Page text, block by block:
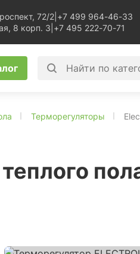
72/2 +7 499 964-46-33
8 корп. 3 +7 495 222-70-71
Терморегуляторы